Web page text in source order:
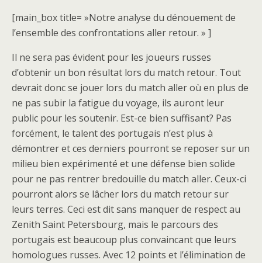
[main_box title= »Notre analyse du dénouement de
l’ensemble des confrontations aller retour. » ]
Il ne sera pas évident pour les joueurs russes
d’obtenir un bon résultat lors du match retour. Tout
devrait donc se jouer lors du match aller où en plus de
ne pas subir la fatigue du voyage, ils auront leur
public pour les soutenir. Est-ce bien suffisant? Pas
forcément, le talent des portugais n’est plus à
démontrer et ces derniers pourront se reposer sur un
milieu bien expérimenté et une défense bien solide
pour ne pas rentrer bredouille du match aller. Ceux-ci
pourront alors se lâcher lors du match retour sur
leurs terres. Ceci est dit sans manquer de respect au
Zenith Saint Petersbourg, mais le parcours des
portugais est beaucoup plus convaincant que leurs
homologues russes. Avec 12 points et l’élimination de